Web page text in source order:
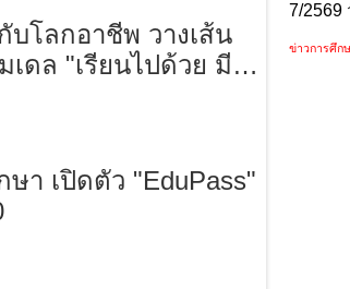
บโลกอาชีพ วางเส้น
ดล "เรียนไปด้วย มี
า เปิดตัว "EduPass"
7/
ข่าวการศึก